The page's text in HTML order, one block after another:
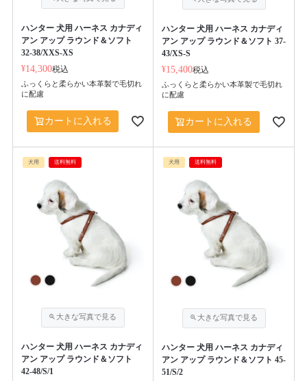
ハンター 犬用 ハーネス カナディ
アン アップ ラウンド＆ソフト
32-38/XXS-XS
¥14,300税込
ふっくらと柔らかい本革製で毛切れ
に配慮
カートに入れる
ハンター 犬用 ハーネス カナディ
アン アップ ラウンド＆ソフト 37-
43/XS-S
¥15,400税込
ふっくらと柔らかい本革製で毛切れ
に配慮
カートに入れる
犬用 送料無料
ハンター 犬用 ハーネス カナディ
アン アップ ラウンド＆ソフト
42-48/S/1
犬用 送料無料
ハンター 犬用 ハーネス カナディ
アン アップ ラウンド＆ソフト 45-
51/S/2